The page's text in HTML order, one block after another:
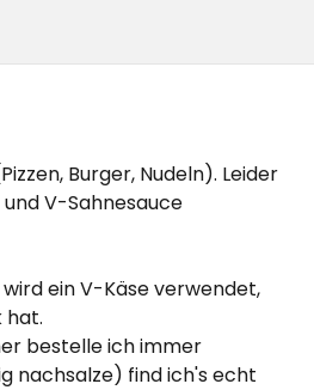
Burger, Nudeln). Leider
V-Sahnesauce
ein V-Käse verwendet,
hat.
bestelle ich immer
nachsalze) find ich's echt